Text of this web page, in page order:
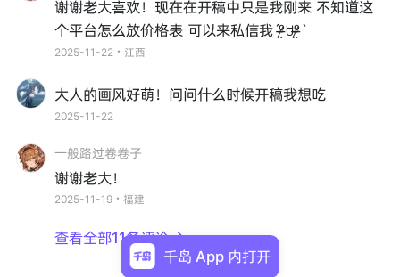
谢谢老大喜欢！现在在开稿中只是我刚来 不知道这
个平台怎么放价格表 可以来私信我ˊᵒ̴̶̷̤ꇴᵒ̴̶̷̤ˋ
2025-11-22・江西
大人的画风好萌！问问什么时候开稿我想吃
2025-11-22
一般路过卷卷子
谢谢老大！
2025-11-19・福建
查看全部11条评论 
千岛 App 内打开